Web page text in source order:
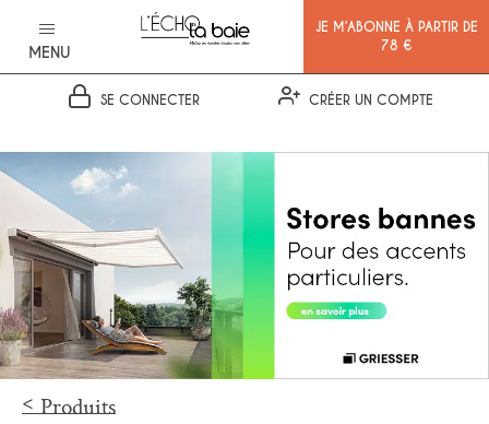
MENU
JE M’ABONNE À PARTIR DE
78 €
SE CONNECTER CRÉER UN COMPTE
Produits